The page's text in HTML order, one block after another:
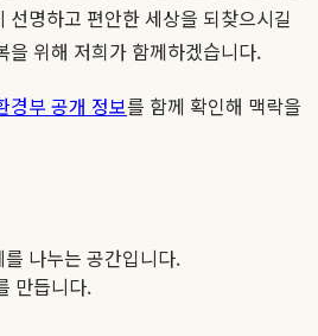
선명하고 편안한 세상을 되찾으시길
을 위해 저희가 함께하겠습니다.
경부 공개 정보를 함께 확인해 맥락을
나누는 공간입니다.
만듭니다.